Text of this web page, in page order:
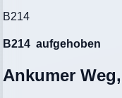
B214
B214 aufgehoben
Ankumer